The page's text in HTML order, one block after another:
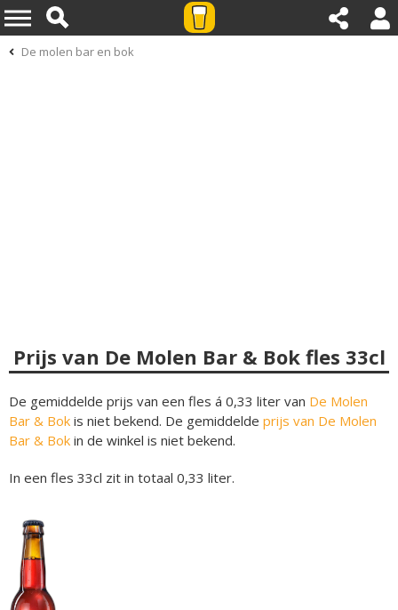
De molen bar en bok
Prijs van De Molen Bar & Bok fles 33cl
De gemiddelde prijs van een fles á 0,33 liter van De Molen
Bar & Bok is niet bekend. De gemiddelde prijs van De Molen
Bar & Bok in de winkel is niet bekend.
In een fles 33cl zit in totaal 0,33 liter.